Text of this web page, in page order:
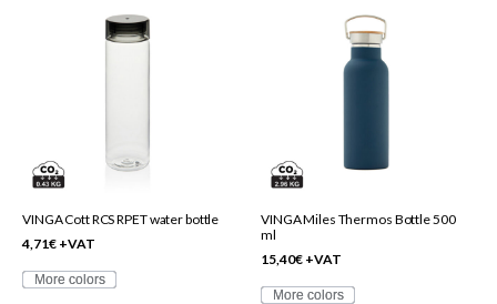
VINGA Cott RCS RPET water bottle
4,71€ +VAT
More colors
options
may
be
chosen
the
VINGA Miles Thermos Bottle 500
ml
15,40€ +VAT
More colors
options
may
be
chosen
on
the